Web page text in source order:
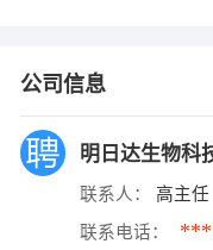
公司信息
明日达生物科
联系人： 高主任
联系电话：